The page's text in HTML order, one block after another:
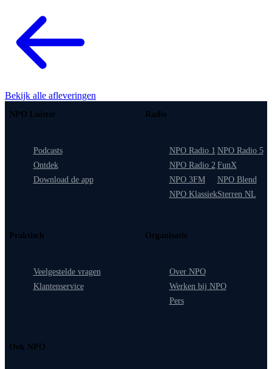
Bekijk alle afleveringen
NPO Luister
Podcasts
Ontdek
Download de app
Radio
NPO Radio 1
NPO Radio 2
NPO 3FM
NPO Klassiek
NPO Radio 5
FunX
NPO Blend
Sterren NL
Praktisch
Veelgestelde vragen
Klantenservice
Organisatie
Over NPO
Werken bij NPO
Pers
Ook NPO